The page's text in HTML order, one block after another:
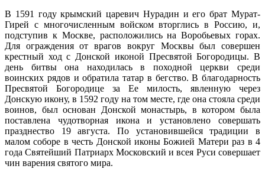
В 1591 году крымский царевич Нурадин и его брат Мурат-
Гирей с многочисленным войском вторглись в Россию, и,
подступив к Москве, расположились на Воробьевых горах.
Для ограждения от врагов вокруг Москвы был совершен
крестный ход с Донской иконой Пресвятой Богородицы. В
день битвы она находилась в походной церкви среди
воинских рядов и обратила татар в бегство. В благодарность
Пресвятой Богородице за Ее милость, явленную через
Донскую икону, в 1592 году на том месте, где она стояла среди
воинов, был основан Донской монастырь, в котором была
поставлена чудотворная икона и установлено совершать
празднество 19 августа. По установившейся традиции в
малом соборе в честь Донской иконы Божией Матери раз в 4
года Святейший Патриарх Московский и всея Руси совершает
чин варения святого мира.